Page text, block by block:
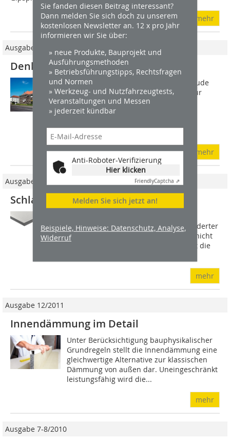
Sie fanden diesen Beitrag interessant?
Dann melden Sie sich doch zu unserem
kostenlosen Newsletter an. 12 x pro Jahr
informieren wir Sie über:
» neue Produkte, Bauprojekt und
Ausführungsmethoden
» Betriebsführungstipps, Rechtsfragen
und Normen
» Werkzeug- und Nutzfahrzeugtests,
Veranstaltungen und Messen
» jederzeit kündbar
Anti-Roboter-Verifizierung
Hier klicken
FriendlyCaptcha ⇗
Melden Sie sich jetzt an!
Beispiele, Hinweise: Datenschutz, Analyse,
Widerruf
mehr
Ausgabe 05/2011
Denkmalgerechte Dämmung
Unter Denkmalschutz stehende Gebäude
zeugen vom Leben und der Architektur
vergangener Zeiten. Die Aufgabe des
Denkmalschutzes ist es, die originale
Erscheinungsbild...
mehr
Ausgabe 06/2014
Schlankere Wandaufbauten
denkmalgeschützter oder stark gegliederter
Fassade ist eine Außendämmung oft nicht
möglich. Eine bewährte Alternative ist die
mehr
Ausgabe 12/2011
Innendämmung im Detail
Unter Berücksichtigung bauphysikalischer
Grundregeln stellt die Innendämmung eine
gleichwertige Alternative zur klassischen
Dämmung von außen dar. Uneingeschränkt
leistungsfähig wird die...
mehr
Ausgabe 7-8/2010